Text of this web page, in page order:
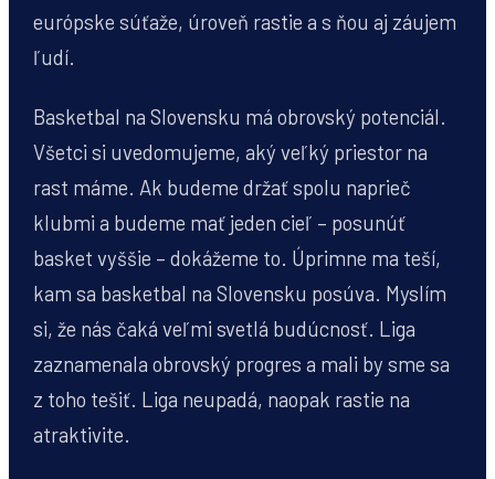
európske súťaže, úroveň rastie a s ňou aj záujem
ľudí.
Basketbal na Slovensku má obrovský potenciál.
Všetci si uvedomujeme, aký veľký priestor na
rast máme. Ak budeme držať spolu naprieč
klubmi a budeme mať jeden cieľ – posunúť
basket vyššie – dokážeme to. Úprimne ma teší,
kam sa basketbal na Slovensku posúva. Myslím
si, že nás čaká veľmi svetlá budúcnosť. Liga
zaznamenala obrovský progres a mali by sme sa
z toho tešiť. Liga neupadá, naopak rastie na
atraktivite.